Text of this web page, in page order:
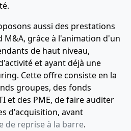
aussi des prestations
M&A, grâce à l'animation d'un
de haut niveau,
et ayant déjà une
Cette offre consiste en la
groupes, des fonds
et des PME, de faire auditer
d'acquisition, avant
de reprise à la barre.